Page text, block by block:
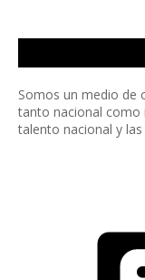
Somos un medio de
tanto nacional como
talento nacional y